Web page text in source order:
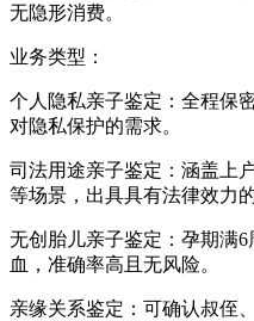
无隐形消费。
业务类型：
个人隐私亲子鉴定：全程保
对隐私保护的需求。
司法用途亲子鉴定：涵盖上
等场景，出具具有法律效力
无创胎儿亲子鉴定：孕期满
血，准确率高且无风险。
亲缘关系鉴定：可确认叔侄